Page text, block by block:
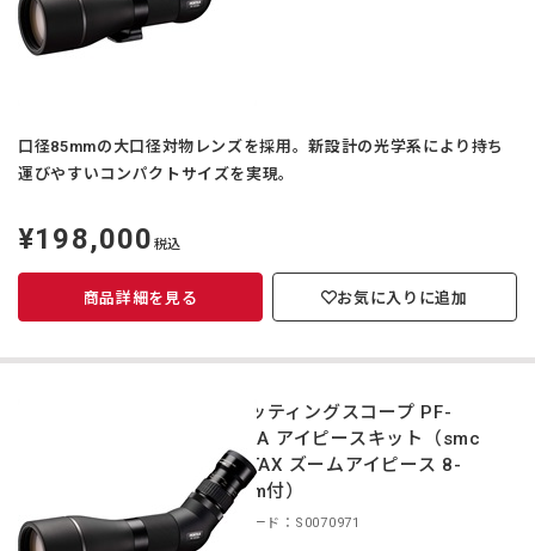
口径85mmの大口径対物レンズを採用。新設計の光学系により持ち
運びやすいコンパクトサイズを実現。
定
価
¥198,000 税込
商品詳細を見る お気に入りに追加
スポッティングスコープ PF-
85EDA アイピースキット（smc
PENTAX ズームアイピース 8-
24mm付）
商品コード：S0070971